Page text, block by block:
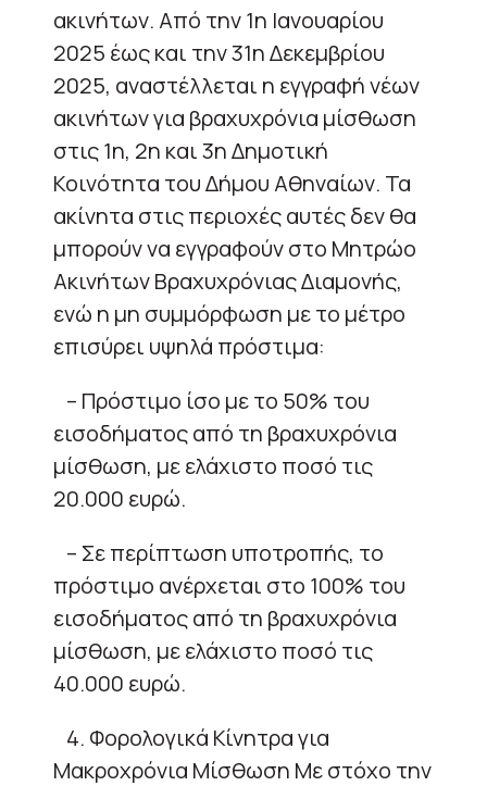
ακινήτων. Από την 1η Ιανουαρίου
2025 έως και την 31η Δεκεμβρίου
2025, αναστέλλεται η εγγραφή νέων
ακινήτων για βραχυχρόνια μίσθωση
στις 1η, 2η και 3η Δημοτική
Κοινότητα του Δήμου Αθηναίων. Τα
ακίνητα στις περιοχές αυτές δεν θα
μπορούν να εγγραφούν στο Μητρώο
Ακινήτων Βραχυχρόνιας Διαμονής,
ενώ η μη συμμόρφωση με το μέτρο
επισύρει υψηλά πρόστιμα:
– Πρόστιμο ίσο με το 50% του
εισοδήματος από τη βραχυχρόνια
μίσθωση, με ελάχιστο ποσό τις
20.000 ευρώ.
– Σε περίπτωση υποτροπής, το
πρόστιμο ανέρχεται στο 100% του
εισοδήματος από τη βραχυχρόνια
μίσθωση, με ελάχιστο ποσό τις
40.000 ευρώ.
4. Φορολογικά Κίνητρα για
Μακροχρόνια Μίσθωση Με στόχο την